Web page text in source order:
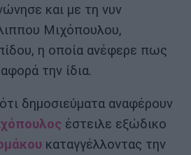
και με τη νυν
Μιχόπουλου,
η οποία ανέφερε πως
την ίδια.
δημοσιεύματα αναφέρουν
έστειλε εξώδικο
καταγγέλλοντας την